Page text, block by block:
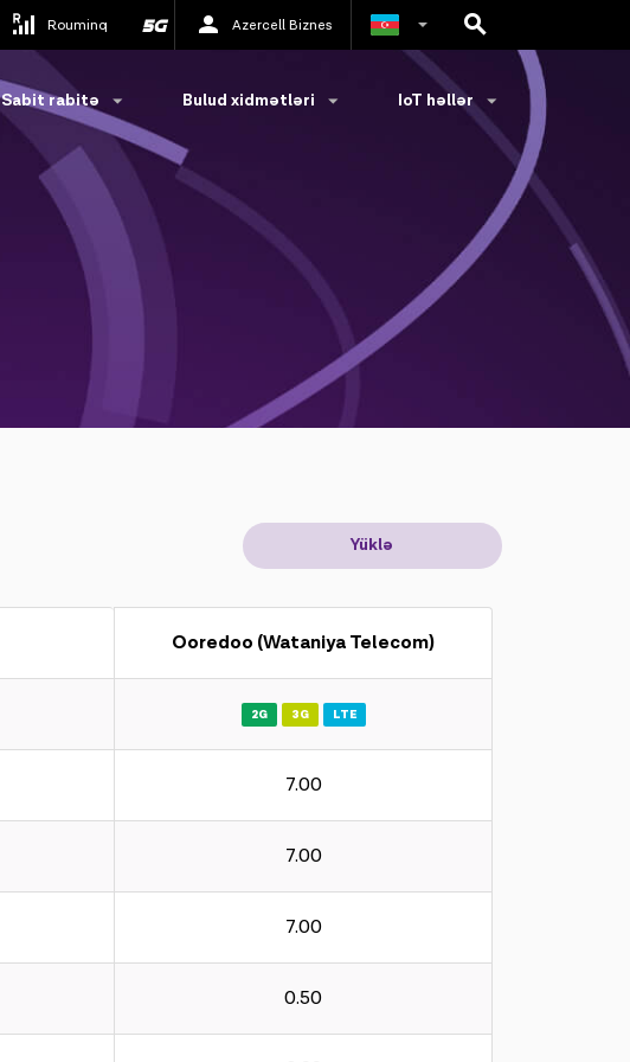
Rouminq Azercell Biznes
Sabit rabitə Bulud xidmətləri IoT həllər
Yüklə
Ooredoo (Wataniya Telecom)
2G 3G LTE
7.00
7.00
7.00
0.50